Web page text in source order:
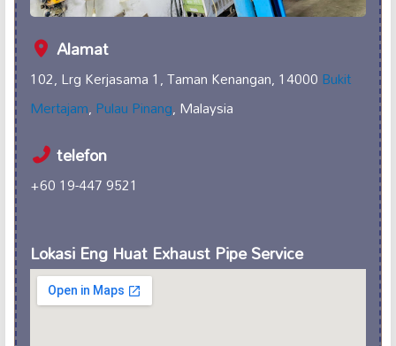
Alamat
102, Lrg Kerjasama 1, Taman Kenangan, 14000Bukit
Mertajam,Pulau Pinang, Malaysia
telefon
+60 19-447 9521
Lokasi Eng Huat Exhaust Pipe Service